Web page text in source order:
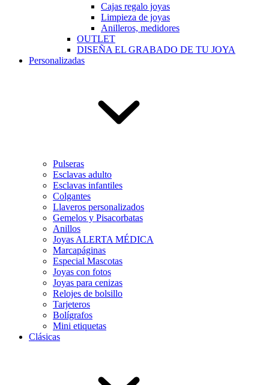
Cajas regalo joyas
Limpieza de joyas
Anilleros, medidores
OUTLET
DISEÑA EL GRABADO DE TU JOYA
Personalizadas
Pulseras
Esclavas adulto
Esclavas infantiles
Colgantes
Llaveros personalizados
Gemelos y Pisacorbatas
Anillos
Joyas ALERTA MÉDICA
Marcapáginas
Especial Mascotas
Joyas con fotos
Joyas para cenizas
Relojes de bolsillo
Tarjeteros
Bolígrafos
Mini etiquetas
Clásicas